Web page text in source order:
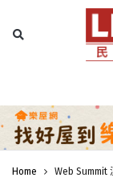
Home Web Summit